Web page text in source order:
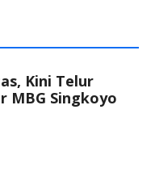
Kini Telur
MBG Singkoyo